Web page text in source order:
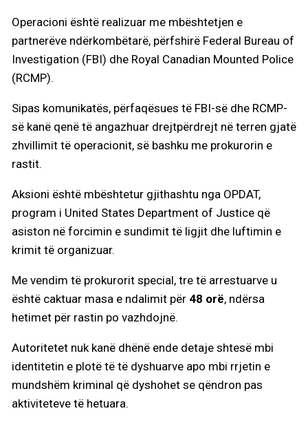
Operacioni është realizuar me mbështetjen e
partnerëve ndërkombëtarë, përfshirë Federal Bureau of
Investigation (FBI) dhe Royal Canadian Mounted Police
(RCMP).
Sipas komunikatës, përfaqësues të FBI-së dhe RCMP-
së kanë qenë të angazhuar drejtpërdrejt në terren gjatë
zhvillimit të operacionit, së bashku me prokurorin e
rastit.
Aksioni është mbështetur gjithashtu nga OPDAT,
program i United States Department of Justice që
asiston në forcimin e sundimit të ligjit dhe luftimin e
krimit të organizuar.
Me vendim të prokurorit special, tre të arrestuarve u
është caktuar masa e ndalimit për 48 orë, ndërsa
hetimet për rastin po vazhdojnë.
Autoritetet nuk kanë dhënë ende detaje shtesë mbi
identitetin e plotë të të dyshuarve apo mbi rrjetin e
mundshëm kriminal që dyshohet se qëndron pas
aktiviteteve të hetuara.